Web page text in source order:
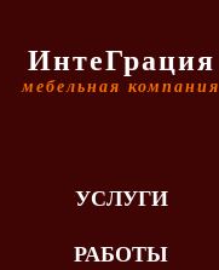
ИнтеГрация
мебельная компания
УСЛУГИ
РАБОТЫ